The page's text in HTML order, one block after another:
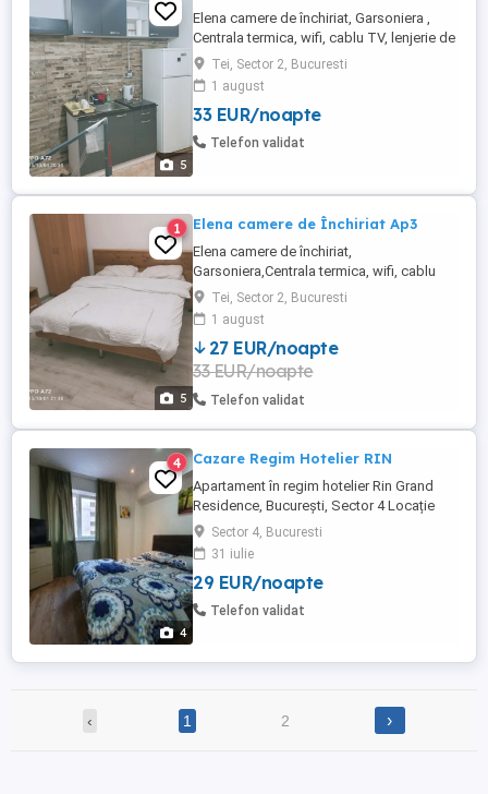
5
Elena camere de închiriat, Garsoniera ,
Centrala termica, wifi, cablu TV, lenjerie de
pat, articole de baie,igiena prosoape
incluse in preț. Str Soldat Ion Marin Nr 14
Sector 2 București ,parcare gratuita
Tei, Sector 2, Bucuresti
1 august
33 EUR/noapte
Telefon validat
5
1 Elena camere de Închiriat Ap3
Elena camere de închiriat,
Garsoniera,Centrala termica, wifi, cablu
TV, lenjerie de pat, articole de baie igiena
prosoape incluse in preț , parcare gratuita
Tei, Sector 2, Bucuresti
1 august
27 EUR/noapte
33 EUR/noapte
Telefon validat
4
4 Cazare Regim Hotelier RIN
Apartament în regim hotelier Rin Grand
Residence, București, Sector 4 Locație
Excepțională Situat în prestigiosul
complex Rin Grand Residence, integrat în
hotelul Rin Grand Hotel, acest apartament
se află în inima zonei Vitan, Sector 4.
Locația sa deosebită vă pune la dispoziție
Sector 4, Bucuresti
31 iulie
29 EUR/noapte
Telefon validat
‹ 1 2 ›